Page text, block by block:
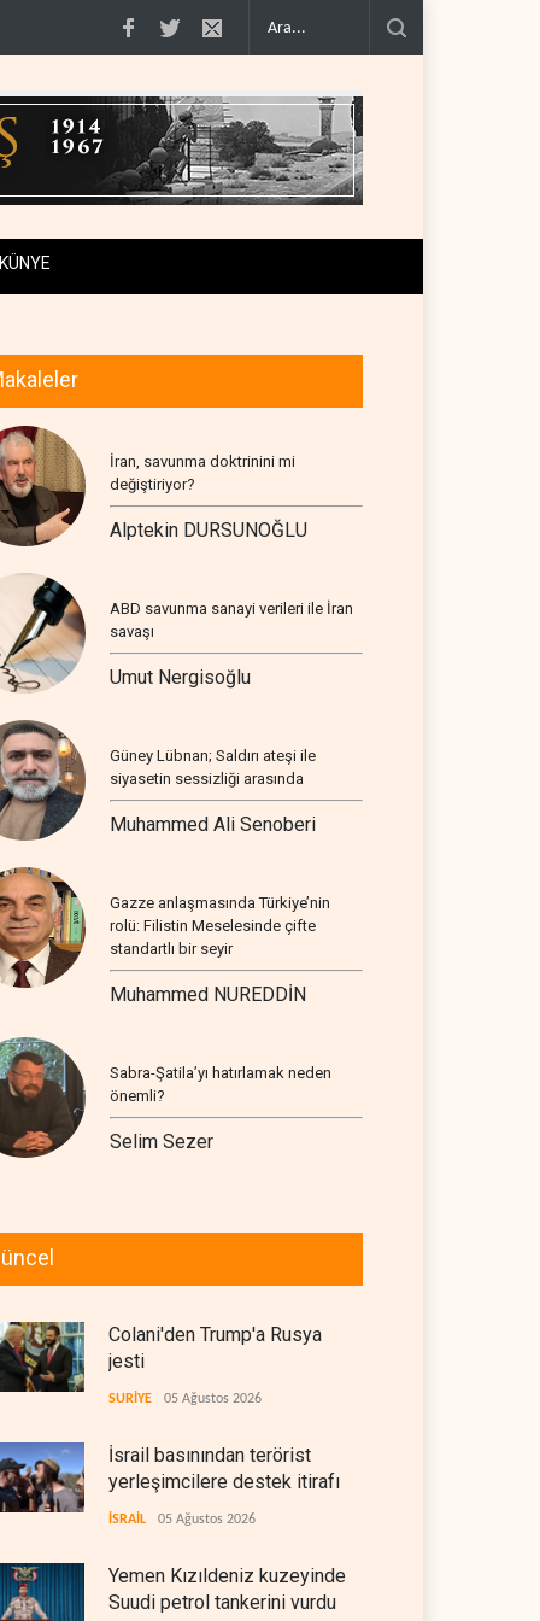
Yemen Kızıldeniz kuzeyinde Suudi petrol tankerini vurdu..
KÜNYE
İran, savunma doktrinini mi
değiştiriyor?
Alptekin DURSUNOĞLU
ABD savunma sanayi verileri ile İran
savaşı
Umut Nergisoğlu
Güney Lübnan; Saldırı ateşi ile
siyasetin sessizliği arasında
Muhammed Ali Senoberi
Gazze anlaşmasında Türkiye’nin
rolü: Filistin Meselesinde çifte
standartlı bir seyir
Muhammed NUREDDİN
Sabra-Şatila’yı hatırlamak neden
önemli?
Selim Sezer
Colani'den Trump'a Rusya
jesti
SURİYE 05 Ağustos 2026
İsrail basınından terörist
yerleşimcilere destek itirafı
İSRAİL 05 Ağustos 2026
Yemen Kızıldeniz kuzeyinde
Suudi petrol tankerini vurdu